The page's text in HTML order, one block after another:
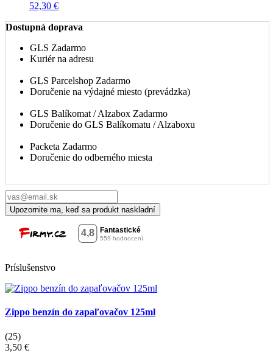
52,30 €
Dostupná doprava
GLS Zadarmo
Kuriér na adresu
GLS Parcelshop Zadarmo
Doručenie na výdajné miesto (prevádzka)
GLS Balíkomat / Alzabox Zadarmo
Doručenie do GLS Balíkomatu / Alzaboxu
Packeta Zadarmo
Doručenie do odberného miesta
Príslušenstvo
Zippo benzín do zapaľovačov 125ml
(25)
3,50 €